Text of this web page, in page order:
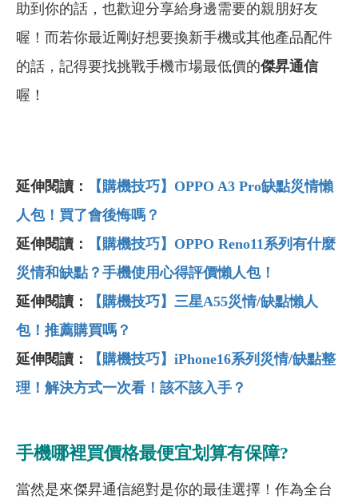
助到你的話，也歡迎分享給身邊需要的親朋好友
喔！而若你最近剛好想要換新手機或其他產品配件
的話，記得要找挑戰手機市場最低價的傑昇通信
喔！
延伸閱讀：
【購機技巧】OPPO A3 Pro缺點災情懶
人包！買了會後悔嗎？
延伸閱讀：
【購機技巧】OPPO Reno11系列有什麼
災情和缺點？手機使用心得評價懶人包！
延伸閱讀：
【購機技巧】三星A55災情/缺點懶人
包！推薦購買嗎？
延伸閱讀：
【購機技巧】iPhone16系列災情/缺點整
理！解決方式一次看！該不該入手？
手機哪裡買價格最便宜划算有保障?
當然是來傑昇通信絕對是你的最佳選擇！作為全台